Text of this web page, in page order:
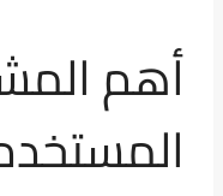
أهم